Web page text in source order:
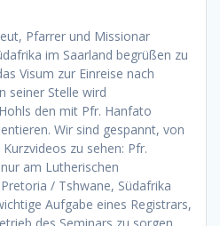
Pfarrer und Missionar
im Saarland begrüßen zu
Visum zur Einreise nach
seiner Stelle wird
den mit Pfr. Hanfato
Wir sind gespannt, von
zu sehen: Pfr.
am Lutherischen
/ Tshwane, Südafrika
Aufgabe eines Registrars,
des Seminars zu sorgen